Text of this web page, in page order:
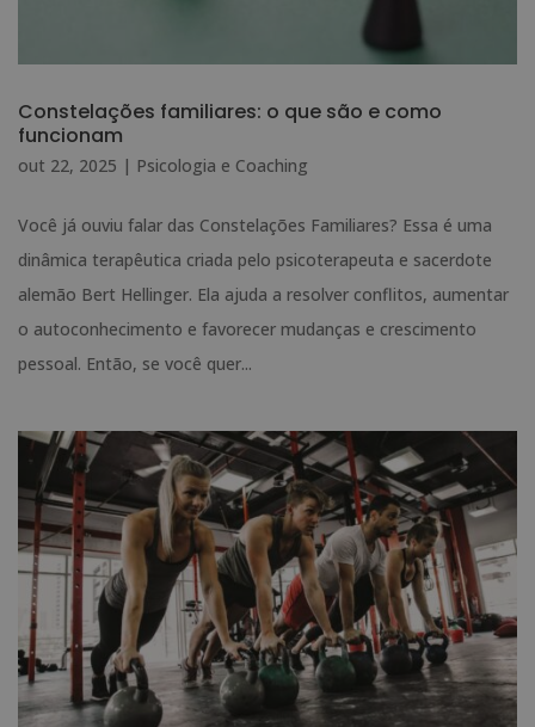
Constelações familiares: o que são e como
funcionam
out 22, 2025 | Psicologia e Coaching
Você já ouviu falar das Constelações Familiares? Essa é uma
dinâmica terapêutica criada pelo psicoterapeuta e sacerdote
alemão Bert Hellinger. Ela ajuda a resolver conflitos, aumentar
o autoconhecimento e favorecer mudanças e crescimento
pessoal. Então, se você quer...